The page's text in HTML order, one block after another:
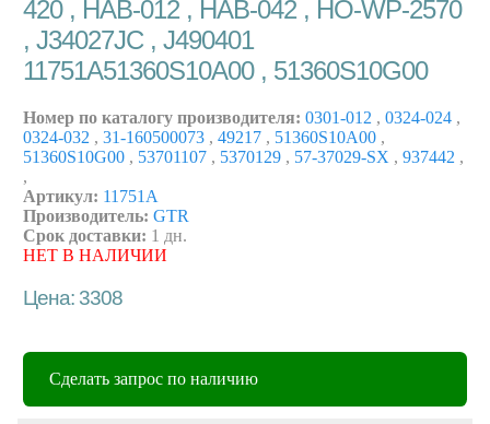
420 , HAB-012 , HAB-042 , HO-WP-2570
, J34027JC , J490401
11751A51360S10A00 , 51360S10G00
Номер по каталогу производителя: 0301-012 , 0324-024 ,
0324-032 , 31-160500073 , 49217 , 51360S10A00 ,
51360S10G00 , 53701107 , 5370129 , 57-37029-SX , 937442 ,
,
Артикул: 11751A
Производитель: GTR
Срок доставки: 1 дн.
НЕТ В НАЛИЧИИ
Цена: 3308
Сделать запрос по наличию